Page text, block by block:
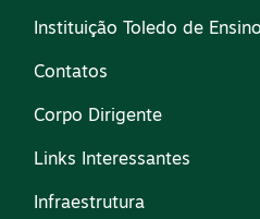
Instituição Toledo de Ensino
Contatos
Corpo Dirigente
Links Interessantes
Infraestrutura